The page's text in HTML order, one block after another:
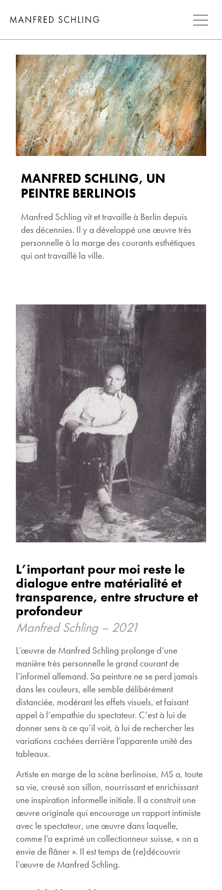
MANFRED SCHLING, UN
PEINTRE BERLINOIS
Manfred Schling vit et travaille à Berlin depuis
des décennies. Il y a développé une œuvre très
personnelle à la marge des courants esthétiques
qui ont travaillé la ville.
L’important pour moi reste le
dialogue entre matérialité et
transparence, entre structure et
profondeur
Manfred Schling – 2021
L’œuvre de Manfred Schling prolonge d’une
manière très personnelle le grand courant de
l’informel allemand. Sa peinture ne se perd jamais
dans les couleurs, elle semble délibérément
distanciée, modérant les effets visuels, et faisant
appel à l’empathie du spectateur. C’est à lui de
donner sens à ce qu’il voit, à lui de rechercher les
variations cachées derrière l’apparente unité des
tableaux.
Artiste en marge de la scène berlinoise, MS a, toute
sa vie, creusé son sillon, nourrissant et enrichissant
une inspiration informelle initiale. ll a construit une
œuvre originale qui encourage un rapport intimiste
avec le spectateur, une œuvre dans laquelle,
comme l’a exprimé un collectionneur suisse, « on a
envie de flâner ». Il est temps de (re)découvrir
l’œuvre de Manfred Schling.